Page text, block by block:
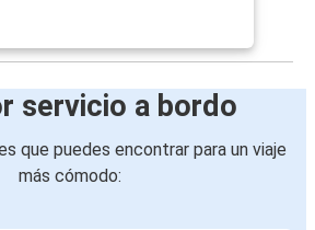
servicio a bordo
que puedes encontrar para un viaje
más cómodo: